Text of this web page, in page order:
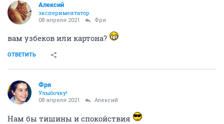
Алексий
экспериментатор
08 апреля 2021 Фря
вам узбеков или картона?
ОТВЕТИТЬ
Фря
Улыбочку!
08 апреля 2021 Алексий
Нам бы тишины и спокойствия